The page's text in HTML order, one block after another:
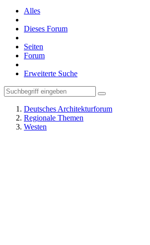
Alles
Dieses Forum
Seiten
Forum
Erweiterte Suche
Deutsches Architekturforum
Regionale Themen
Westen